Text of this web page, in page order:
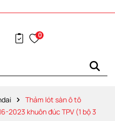
0
Thảm lót sàn ô tô
2023 khuôn đúc TPV (1 bộ 3